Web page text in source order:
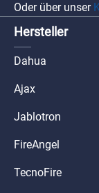
Oder über unser
Hersteller
Dahua
Ajax
Jablotron
FireAngel
TecnoFire